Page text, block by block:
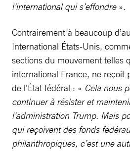
l’international qui s’effondre».
Contrairement à beaucoup
International États-Unis,
sections du mouvement telles
international France, ne reçoit
de l’État fédéral : « Cela nous
continuer à résister et
l’administration Trump. Mais
qui reçoivent des fonds
philanthropiques, c’est une